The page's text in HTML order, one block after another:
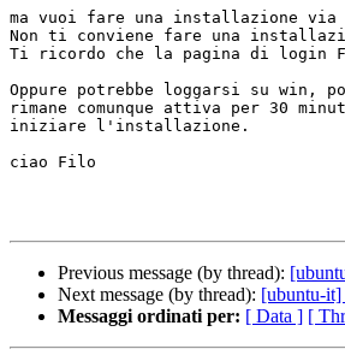
ma vuoi fare una installazione via
Non ti conviene fare una
Ti ricordo che la pagina di login
Oppure potrebbe loggarsi su win,
rimane comunque attiva per 30
iniziare l'installazione.
ciao Filo
Previous message (by thread):
Next message (by thread): [ubuntu-
Messaggi ordinati per: [ Data ] [